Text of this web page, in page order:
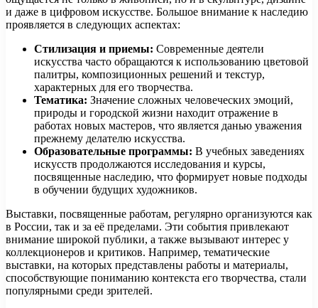
и даже в цифровом искусстве. Большое внимание к наследию
проявляется в следующих аспектах:
Стилизация и приемы: Современные деятели
искусства часто обращаются к использованию цветовой
палитры, композиционных решений и текстур,
характерных для его творчества.
Тематика: Значение сложных человеческих эмоций,
природы и городской жизни находит отражение в
работах новых мастеров, что является данью уважения
прежнему делателю искусства.
Образовательные программы: В учебных заведениях
искусств продолжаются исследования и курсы,
посвященные наследию, что формирует новые подходы
в обучении будущих художников.
Выставки, посвященные работам, регулярно организуются как
в России, так и за её пределами. Эти события привлекают
внимание широкой публики, а также вызывают интерес у
коллекционеров и критиков. Например, тематические
выставки, на которых представлены работы и материалы,
способствующие пониманию контекста его творчества, стали
популярными среди зрителей.